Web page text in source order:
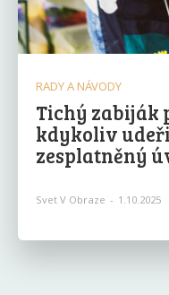
RADY A NÁVODY
Tichý zabiják
kdykoliv
zesplatněný
Svet V Obraze - 1.10.2025